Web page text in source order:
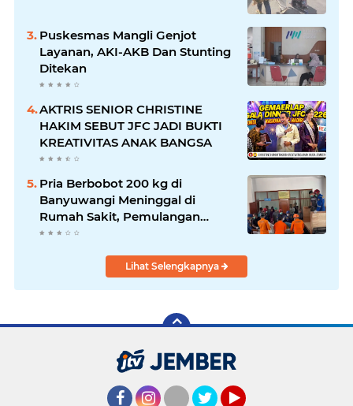
Puskesmas Mangli Genjot
Layanan, AKI-AKB Dan Stunting
Ditekan
AKTRIS SENIOR CHRISTINE
HAKIM SEBUT JFC JADI BUKTI
KREATIVITAS ANAK BANGSA
Pria Berbobot 200 kg di
Banyuwangi Meninggal di
Rumah Sakit, Pemulangan
Dibantu Damkar dan Basarnas
Lihat Selengkapnya